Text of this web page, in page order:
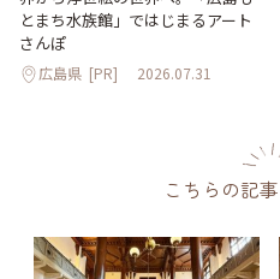
とまち水族館」ではじまるアート
さんぽ
広島県 [PR] 2026.07.31
こちらの記